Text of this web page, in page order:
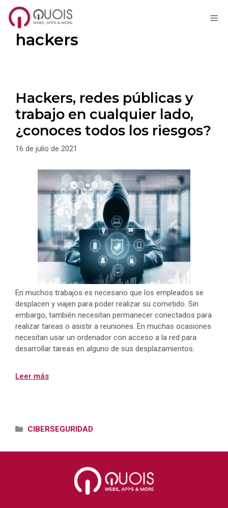
Saltarhackers
Hackers, redes públicas y
trabajo en cualquier lado,
¿conoces todos los riesgos?
16 de julio de 2021
En muchos trabajos es necesario que los empleados se
desplacen y viajen para poder realizar su cometido. Sin
embargo, también necesitan permanecer conectados para
realizar tareas o asistir a reuniones. En muchas ocasiones
necesitan usar un ordenador con acceso a la red para
desarrollar tareas en alguno de sus desplazamientos.
Leer más
Categorías
CIBERSEGURIDAD